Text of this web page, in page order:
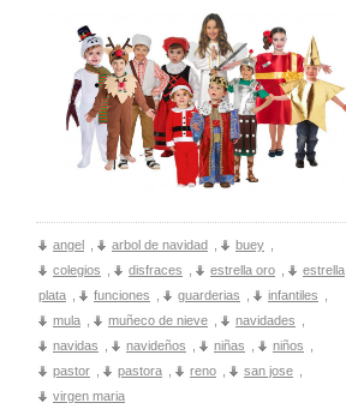
angel arbol de navidad buey
colegios
disfraces estrella oro
estrella
plata
funciones guarderias infantiles
mula
muñeco de nieve navidades
navidas
navideños niñas niños
pastor
pastora reno san jose
virgen maria